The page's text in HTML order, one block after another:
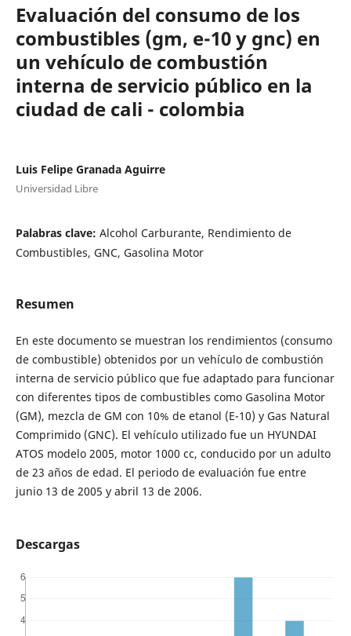
Evaluación del consumo de los
combustibles (gm, e-10 y gnc) en
un vehículo de combustión
interna de servicio público en la
ciudad de cali - colombia
Luis Felipe Granada Aguirre
Universidad Libre
Palabras clave: Alcohol Carburante, Rendimiento de
Combustibles, GNC, Gasolina Motor
Resumen
En este documento se muestran los rendimientos (consumo
de combustible) obtenidos por un vehículo de combustión
interna de servicio público que fue adaptado para funcionar
con diferentes tipos de combustibles como Gasolina Motor
(GM), mezcla de GM con 10% de etanol (E-10) y Gas Natural
Comprimido (GNC). El vehículo utilizado fue un HYUNDAI
ATOS modelo 2005, motor 1000 cc, conducido por un adulto
de 23 años de edad. El periodo de evaluación fue entre
junio 13 de 2005 y abril 13 de 2006.
Descargas